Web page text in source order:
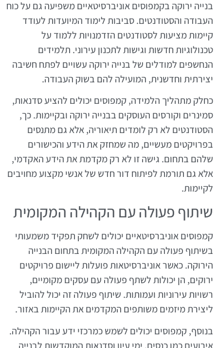
בנייה ירוקה בקמפוסים אוניברסיטאיים משפיעה גם על כוח
העבודה והסטודנטים. סביבות לימוד המיועדות לעודד
קיימות מציעות לסטודנטים הזדמנויות ללמוד על
טכנולוגיות חדשות וגישות לתכנון עירוני. תלמידים
הנחשפים למודלים של בנייה ירוקה עשויים לפתח חשיבה
יצירתית וחדשנית, המועילה להם בשוק העבודה.
כחלק מתהליך הלמידה, קמפוסים יכולים להציע סדנאות,
סמינרים וקורסים העוסקים בבנייה ירוקה ובקיימות. כך,
הסטודנטים לא רק לומדים תיאוריה, אלא גם מתנסים
בפרויקטים מעשיים, מה שמחזק את הידע והכישורים
שלהם בתחום. גישה זו לא רק מקדמת את הידע האקדמי,
אלא גם תורמת לפיתוח דור חדש של אנשי מקצוע מחויבים
לקיימות.
שיתוף פעולה עם הקהילה המקומית
קמפוסים אוניברסיטאיים יכולים לשחק תפקיד משמעותי
בשיתוף פעולה עם הקהילה המקומית בתחום הבנייה
הירוקה. כאשר אוניברסיטאות פועלות ליישום פרויקטים
ירוקים, הן יכולות לשתף פעולה עם עסקים מקומיים,
רשויות עירוניות ועמותות. שיתוף פעולה זה יכול להוביל
ליצירת מיזמים משותפים המקדמים את הקיימות באזור.
בנוסף, קמפוסים יכולים לשמש כמרכזי ידע עבור הקהילה.
אירועים כמו כנסים, ימי עיון וסדנאות המוקדשות לבנייה